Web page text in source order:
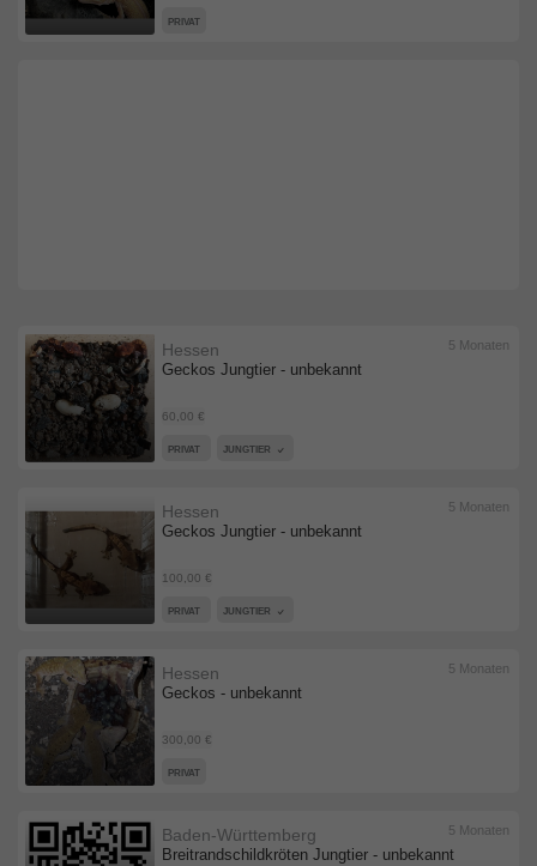
PRIVAT
Geckos Jungtier - unbekannt
Hessen
60,00 €
5 Monaten
PRIVAT JUNGTIER
Geckos Jungtier - unbekannt
Hessen
100,00 €
5 Monaten
PRIVAT JUNGTIER
Geckos - unbekannt
Hessen
300,00 €
5 Monaten
PRIVAT
Breitrandschildkröten Jungtier - unbekannt
Baden-Württemberg 5 Monaten